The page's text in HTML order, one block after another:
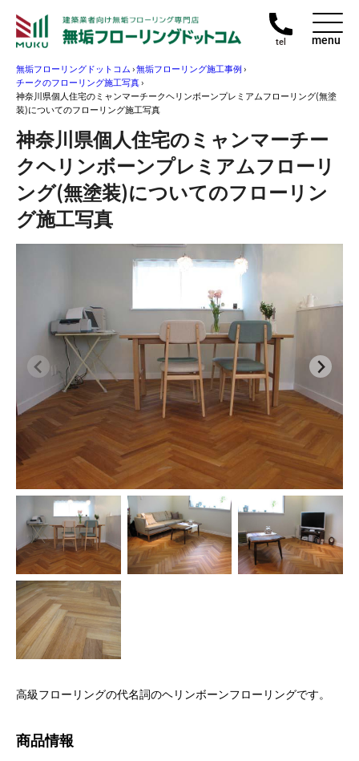
tel menu
無垢フローリングドットコム›無垢フローリング施工事例›
チークのフローリング施工写真›
神奈川県個人住宅のミャンマーチークヘリンボーンプレミアムフローリング(無塗
装)についてのフローリング施工写真
神奈川県個人住宅のミャンマーチー
クヘリンボーンプレミアムフローリ
ング(無塗装)についてのフローリン
グ施工写真
高級フローリングの代名詞のヘリンボーンフローリングです。
商品情報